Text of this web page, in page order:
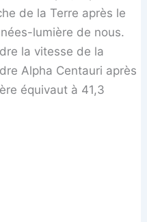
de la Terre après le
lumière de nous.
la vitesse de la
Alpha Centauri après
équivaut à 41,3